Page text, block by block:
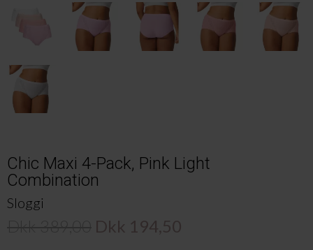
Chic Maxi 4-Pack, Pink Light
Combination
Sloggi
Dkk 194,50